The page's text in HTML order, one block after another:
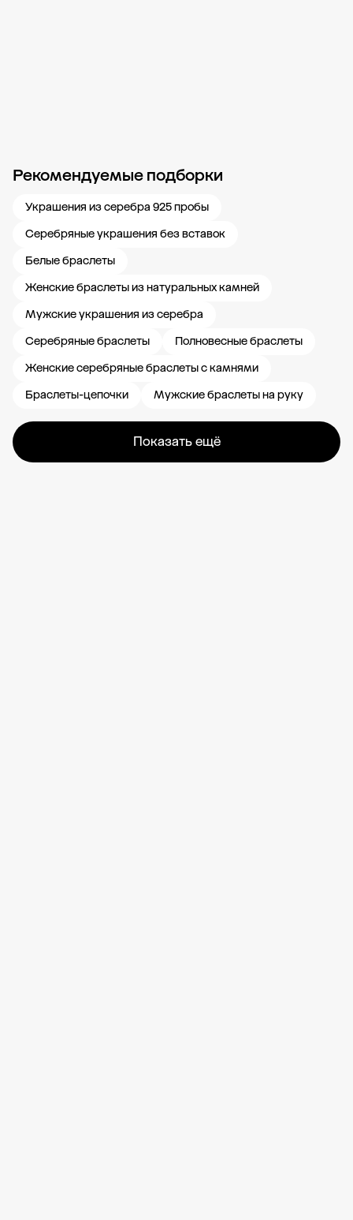
Рекомендуемые подборки
Украшения из серебра 925 пробы
Серебряные украшения без вставок
Белые браслеты
Женские браслеты из натуральных камней
Мужские украшения из серебра
Серебряные браслеты
Полновесные браслеты
Женские серебряные браслеты с камнями
Браслеты-цепочки
Мужские браслеты на руку
Показать ещё
Новости компании Журнал ЗОЛОТОЙ Блог